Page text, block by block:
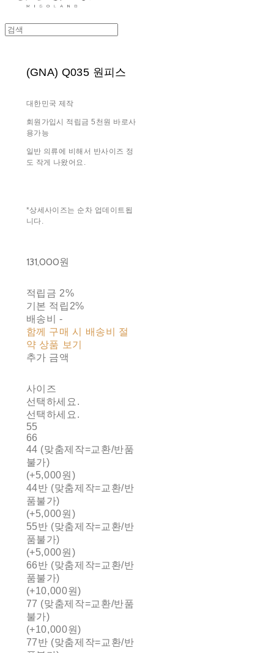
(GNA) Q035 원피스
대한민국 제작
회원가입시 적립금 5천원 바로사
용가능
일반 의류에 비해서 반사이즈 정
도 작게 나왔어요.
*상세사이즈는 순차 업데이트됩
니다.
131,000원
적립금 2%
기본 적립 2%
배송비-
함께 구매 시 배송비 절
약 상품 보기
추가 금액
사이즈
선택하세요.
선택하세요.
55
66
44 (맞춤제작=교환/반품
불가)
(+5,000원)
44반 (맞춤제작=교환/반
품불가)
(+5,000원)
55반 (맞춤제작=교환/반
품불가)
(+5,000원)
66반 (맞춤제작=교환/반
품불가)
(+10,000원)
77 (맞춤제작=교환/반품
불가)
(+10,000원)
77반 (맞춤제작=교환/반